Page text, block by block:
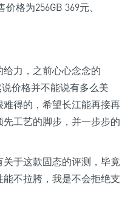
格为256GB 369元、
力，之前心心念念的
价格并不能说有多么美
得的，希望长江能再接再
工艺的脚步，并一步步的
于这款固态的评测，毕竟
不拉胯，我是不会拒绝支